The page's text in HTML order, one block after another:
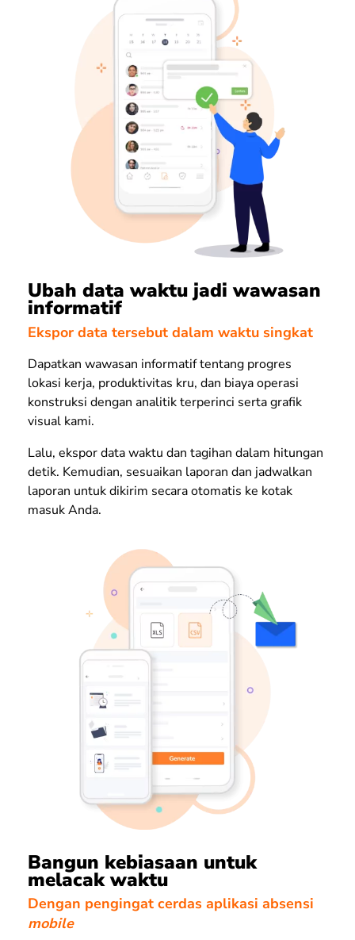
Ubah data waktu jadi wawasan
informatif
Ekspor data tersebut dalam waktu singkat
Dapatkan wawasan informatif tentang progres
lokasi kerja, produktivitas kru, dan biaya operasi
konstruksi dengan analitik terperinci serta grafik
visual kami.
Lalu, ekspor data waktu dan tagihan dalam hitungan
detik. Kemudian, sesuaikan laporan dan jadwalkan
laporan untuk dikirim secara otomatis ke kotak
masuk Anda.
Bangun kebiasaan untuk
melacak waktu
Dengan pengingat cerdas aplikasi absensi
mobile